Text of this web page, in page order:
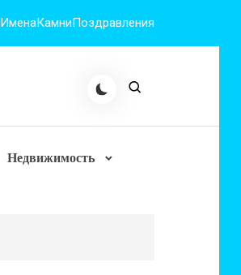
ИменаКамниПоздравления
Недвижимость